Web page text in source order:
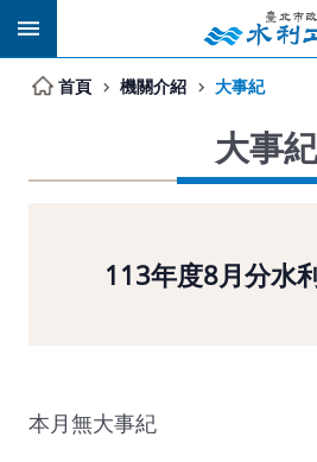
跳到主要內容區塊
首頁 機關介紹 大事紀
大事紀
113年度8月分水
本月無大事紀